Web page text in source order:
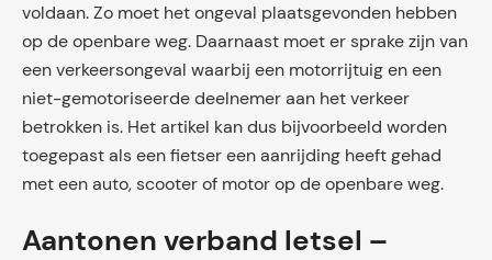
voldaan. Zo moet het ongeval plaatsgevonden hebben
op de openbare weg. Daarnaast moet er sprake zijn van
een verkeersongeval waarbij een motorrijtuig en een
niet-gemotoriseerde deelnemer aan het verkeer
betrokken is. Het artikel kan dus bijvoorbeeld worden
toegepast als een fietser een aanrijding heeft gehad
met een auto, scooter of motor op de openbare weg.
Aantonen verband letsel –